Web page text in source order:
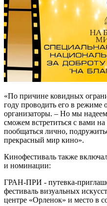
«По причине ковидных
году проводить его в режиме
организаторы. – Но мы
сможем встретиться с вами
пообщаться лично,
прекрасный мир кино».
Кинофестиваль также
и номинации:
ГРАН-ПРИ - путевка-
фестиваль визуальных
центре «Орленок» и место в